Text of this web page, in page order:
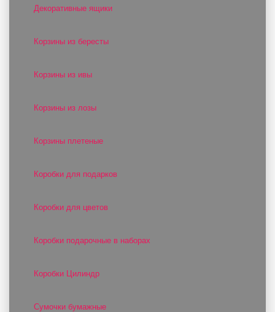
Декоративные ящики
Корзины из бересты
Корзины из ивы
Корзины из лозы
Корзины плетеные
Коробки для подарков
Коробки для цветов
Коробки подарочные в наборах
Коробки Цилиндр
Сумочки бумажные